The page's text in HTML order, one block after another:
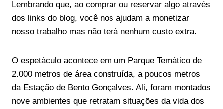
Lembrando que, ao comprar ou reservar algo através
dos links do blog, você nos ajudam a monetizar
nosso trabalho mas não terá nenhum custo extra.
O espetáculo acontece em um Parque Temático de
2.000 metros de área construída, a poucos metros
da Estação de Bento Gonçalves. Ali, foram montados
nove ambientes que retratam situações da vida dos